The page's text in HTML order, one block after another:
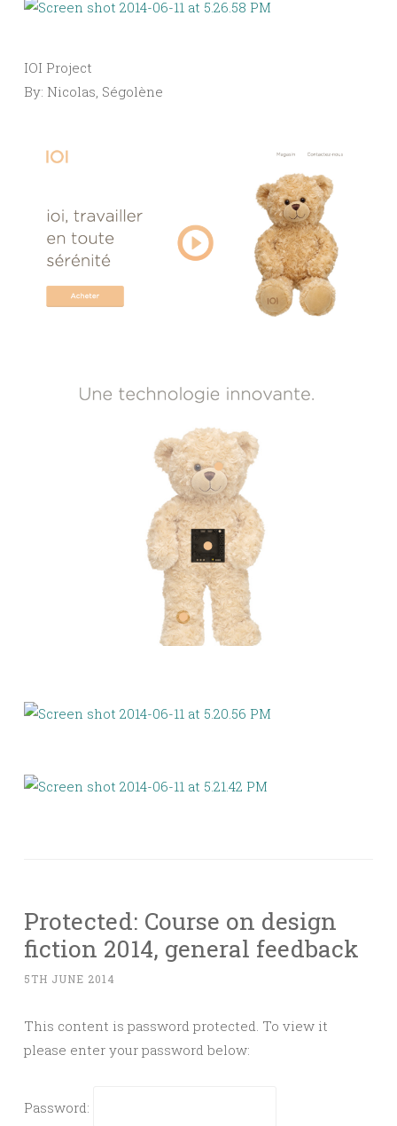
IOI Project
By: Nicolas, Ségolène
Protected: Course on design
fiction 2014, general feedback
5TH JUNE 2014
This content is password protected. To view it
please enter your password below:
Password: